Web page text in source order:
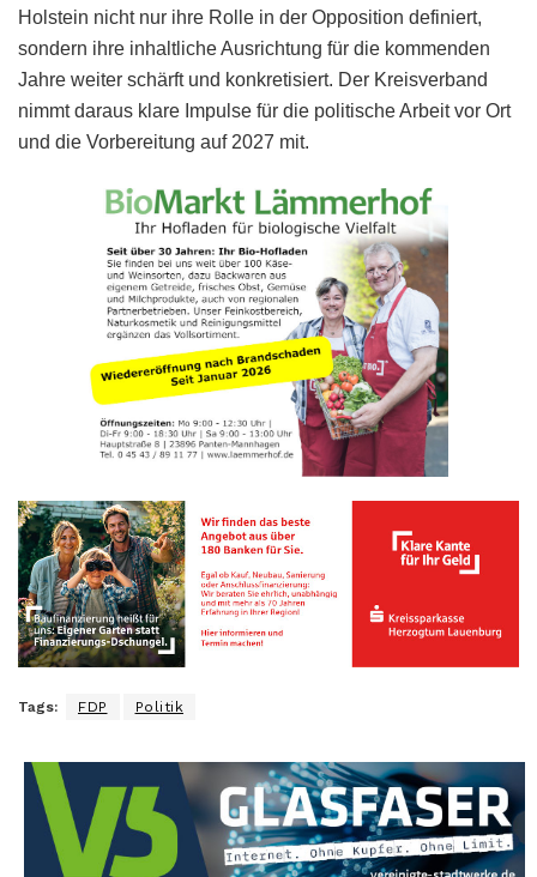
Holstein nicht nur ihre Rolle in der Opposition definiert,
sondern ihre inhaltliche Ausrichtung für die kommenden
Jahre weiter schärft und konkretisiert. Der Kreisverband
nimmt daraus klare Impulse für die politische Arbeit vor Ort
und die Vorbereitung auf 2027 mit.
Tags: FDP Politik